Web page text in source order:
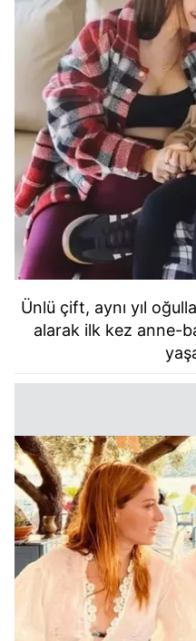
Ünlü çift, aynı yıl
alarak ilk kez anne-